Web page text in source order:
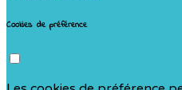
Cookies de préférence